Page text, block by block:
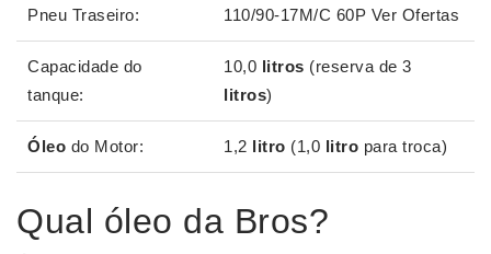
Pneu Traseiro: 110/90-17M/C 60P Ver Ofertas
Capacidade do
tanque:
10,0 litros (reserva de 3
litros)
Óleo do Motor: 1,2 litro (1,0 litro para troca)
Qual óleo da Bros?